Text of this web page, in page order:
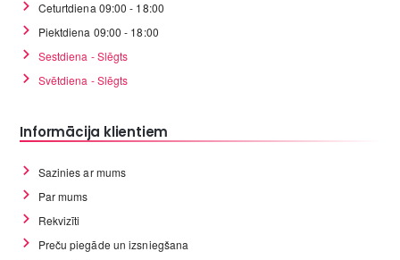
Ceturtdiena 09:00 - 18:00
Piektdiena 09:00 - 18:00
Sestdiena - Slēgts
Svētdiena - Slēgts
Informācija klientiem
Sazinies ar mums
Par mums
Rekvizīti
Preču piegāde un izsniegšana